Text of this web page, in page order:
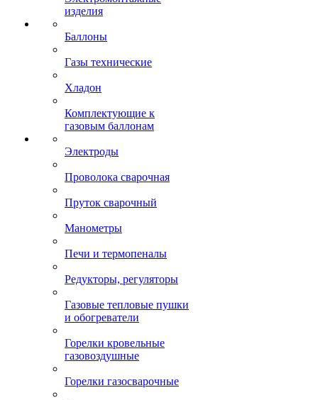
изделия
Баллоны
Газы технические
Хладон
Комплектующие к
газовым баллонам
Электроды
Проволока сварочная
Пруток сварочный
Манометры
Печи и термопеналы
Редукторы, регуляторы
Газовые тепловые пушки
и обогреватели
Горелки кровельные
газовоздушные
Горелки газосварочные